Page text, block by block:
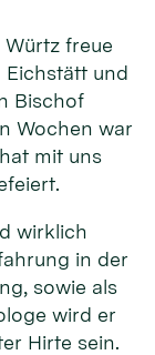
freue
und
Bischof
Wochen war
mit uns
wirklich
in der
sowie als
wird er
Hirte sein.